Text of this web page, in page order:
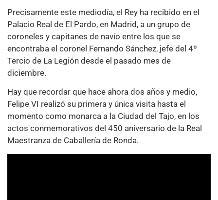
Precisamente este mediodía, el Rey ha recibido en el
Palacio Real de El Pardo, en Madrid, a un grupo de
coroneles y capitanes de navío entre los que se
encontraba el coronel Fernando Sánchez, jefe del 4º
Tercio de La Legión desde el pasado mes de
diciembre.
Hay que recordar que hace ahora dos años y medio,
Felipe VI realizó su primera y única visita hasta el
momento como monarca a la Ciudad del Tajo, en los
actos conmemorativos del 450 aniversario de la Real
Maestranza de Caballería de Ronda.